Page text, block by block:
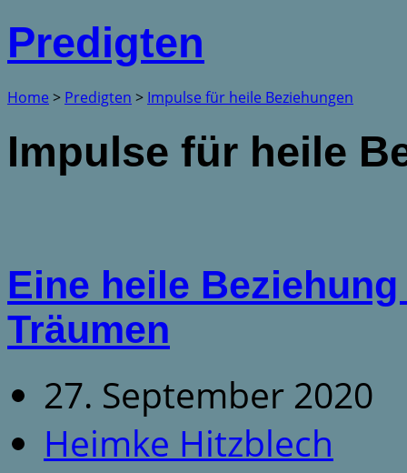
Predigten
Home > Predigten > Impulse für heile Beziehungen
Impulse für heile
Eine heile
Träumen
27. September 2020
Heimke Hitzblech